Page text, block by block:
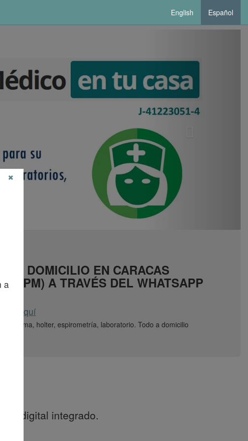
English Español
A DOMICILIO EN CARACAS
PM) A TRAVÉS DEL WHATSAPP
aquí
holter, espirometría, laboratorio. Todo a domicilio
digital integrado.
a
✖